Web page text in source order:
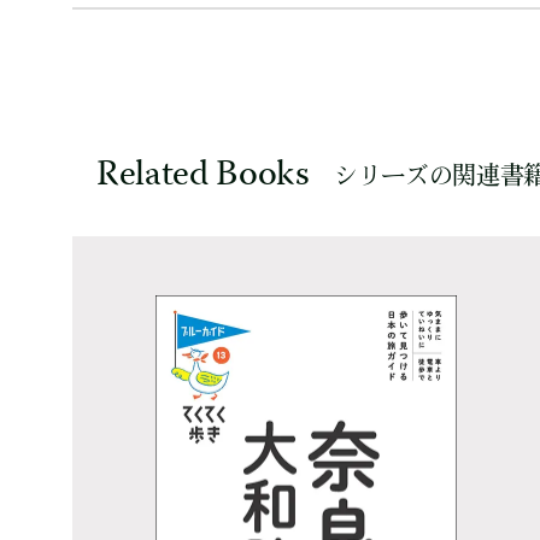
Related Books シリーズの関連書